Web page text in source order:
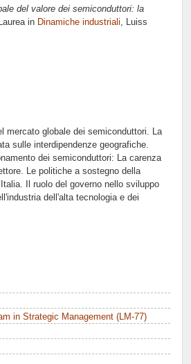
del valore dei semiconduttori: la
in Dinamiche industriali, Luiss
mercato globale dei semiconduttori. La
sulle interdipendenze geografiche.
dei semiconduttori: La carenza
Le politiche a sostegno della
Il ruolo del governo nello sviluppo
dell'alta tecnologia e dei
in Strategic Management (LM-77)